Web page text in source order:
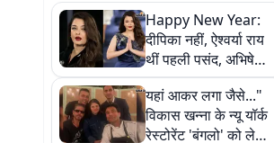
Happy New Year:
दीपिका नहीं, ऐश्वर्या राय
थीं पहली पसंद, अभिषेक
बच्चन की वजह से ठुकराई
थी शाहरुख की फिल्म
यहां आकर लगा जैसे..."
विकास खन्ना के न्यू यॉर्क
रेस्टोरेंट 'बंगलो' को लेकर